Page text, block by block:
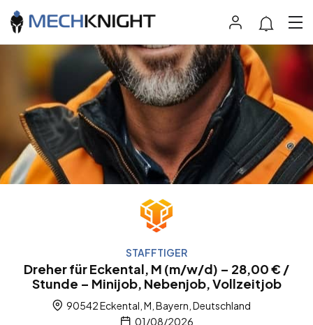
STAFFTIGER
Dreher für Eckental, M (m/w/d) – 28,00 € /
Stunde – Minijob, Nebenjob, Vollzeitjob
90542 Eckental, M, Bayern, Deutschland
01/08/2026